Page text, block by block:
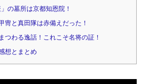
の墓所は京都知恩院！
冑と真田隊は赤備えだった！
つわる逸話！これこそ名将の証！
想とまとめ